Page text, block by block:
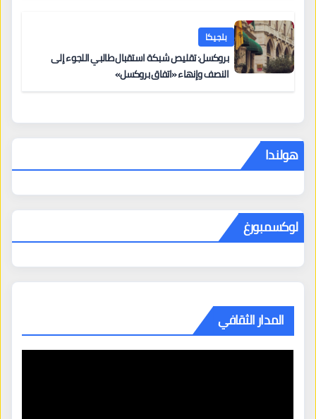
بلجيكا
بروكسل: تقليص شبكة استقبال طالبي اللجوء إلى
النصف وإنهاء «اتفاق بروكسل»
هولندا
لوكسمبورغ
المدار الثقافي